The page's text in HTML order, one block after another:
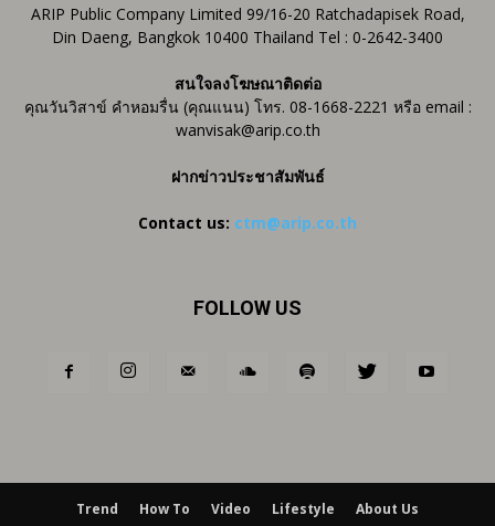
ARIP Public Company Limited 99/16-20 Ratchadapisek Road,
Din Daeng, Bangkok 10400 Thailand Tel : 0-2642-3400
สนใจลงโฆษณาติดต่อ
คุณวันวิสาข์ คำหอมรื่น (คุณแนน) โทร. 08-1668-2221 หรือ email :
wanvisak@arip.co.th
ฝากข่าวประชาสัมพันธ์
Contact us: ctm@arip.co.th
FOLLOW US
Trend How To Video Lifestyle About Us